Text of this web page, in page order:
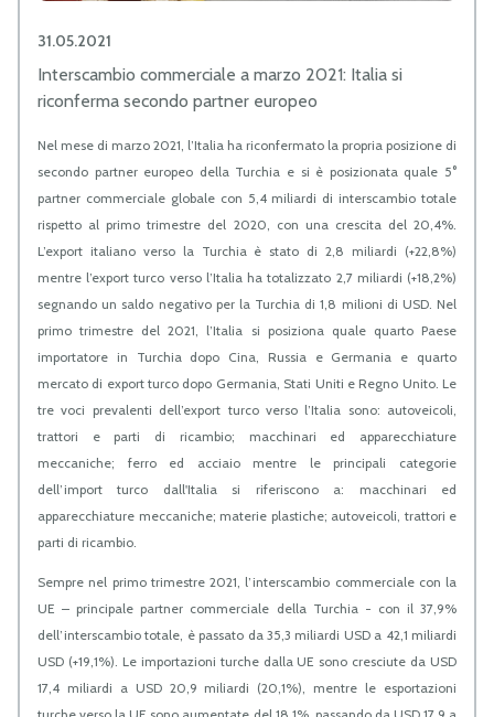
31.05.2021
Interscambio commerciale a marzo 2021: Italia si
riconferma secondo partner europeo
Nel mese di marzo 2021, l’Italia ha riconfermato la propria posizione di
secondo partner europeo della Turchia e si è posizionata quale 5°
partner commerciale globale con 5,4 miliardi di interscambio totale
rispetto al primo trimestre del 2020, con una crescita del 20,4%.
L’export italiano verso la Turchia è stato di 2,8 miliardi (+22,8%)
mentre l’export turco verso l’Italia ha totalizzato 2,7 miliardi (+18,2%)
segnando un saldo negativo per la Turchia di 1,8 milioni di USD. Nel
primo trimestre del 2021, l’Italia si posiziona quale quarto Paese
importatore in Turchia dopo Cina, Russia e Germania e quarto
mercato di export turco dopo Germania, Stati Uniti e Regno Unito. Le
tre voci prevalenti dell’export turco verso l’Italia sono: autoveicoli,
trattori e parti di ricambio; macchinari ed apparecchiature
meccaniche; ferro ed acciaio mentre le principali categorie
dell’import turco dall'Italia si riferiscono a: macchinari ed
apparecchiature meccaniche; materie plastiche; autoveicoli, trattori e
parti di ricambio.
Sempre nel primo trimestre 2021, l’interscambio commerciale con la
UE – principale partner commerciale della Turchia - con il 37,9%
dell’interscambio totale, è passato da 35,3 miliardi USD a 42,1 miliardi
USD (+19,1%). Le importazioni turche dalla UE sono cresciute da USD
17,4 miliardi a USD 20,9 miliardi (20,1%), mentre le esportazioni